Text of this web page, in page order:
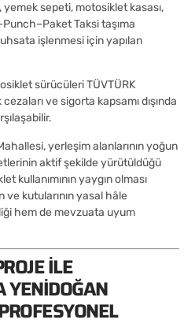
sepeti, motosiklet kasası,
Taksi taşıma
işlenmesi için yapılan
sürücüleri TÜVTÜRK
ve sigorta kapsamı dışında
yerleşim alanlarının yoğun
aktif şekilde yürütüldüğü
kullanımının yaygın olması
ve kutularının yasal hâle
hem de mevzuata uyum
ILE
YENIDOĞAN